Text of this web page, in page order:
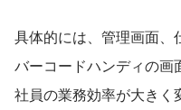
具体的には、管理画面、
バーコードハンディの画
社員の業務効率が大きく